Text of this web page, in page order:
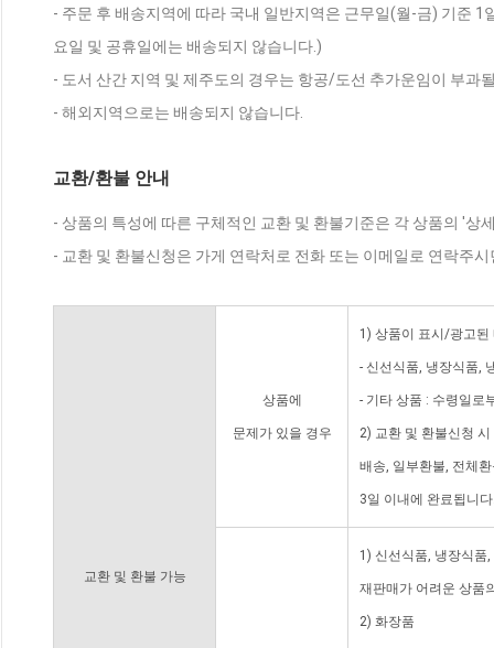
- 주문 후 배송지역에 따라 국내 일반지역은 근무일(월-금) 기준
요일 및 공휴일에는 배송되지 않습니다.)
- 도서 산간 지역 및 제주도의 경우는 항공/도선 추가운임이 부과
- 해외지역으로는 배송되지 않습니다.
교환/환불 안내
- 상품의 특성에 따른 구체적인 교환 및 환불기준은 각 상품의 '상
- 교환 및 환불신청은 가게 연락처로 전화 또는 이메일로 연락주
교환 및 환불 가능
상품에
문제가 있을 경우
1) 상품이 표시/광고된
- 신선식품, 냉장식품,
- 기타 상품 : 수령일로
2) 교환 및 환불신청
배송, 일부환불, 전체
3일 이내에 완료됩니
1) 신선식품, 냉장식품
재판매가 어려운 상품
2) 화장품